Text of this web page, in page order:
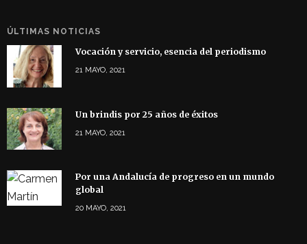
ÚLTIMAS NOTICIAS
Vocación y servicio, esencia del periodismo
21 MAYO, 2021
Un brindis por 25 años de éxitos
21 MAYO, 2021
Por una Andalucía de progreso en un mundo
global
20 MAYO, 2021